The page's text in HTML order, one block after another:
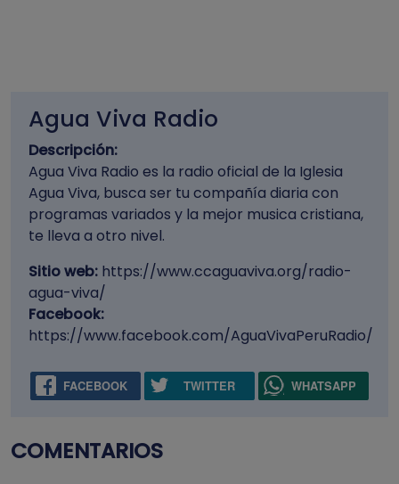
Agua Viva Radio
Descripción:
Agua Viva Radio es la radio oficial de la Iglesia
Agua Viva, busca ser tu compañía diaria con
programas variados y la mejor musica cristiana,
te lleva a otro nivel.
Sitio web: https://www.ccaguaviva.org/radio-
agua-viva/
Facebook:
https://www.facebook.com/AguaVivaPeruRadio/
FACEBOOK TWITTER WHATSAPP
COMENTARIOS